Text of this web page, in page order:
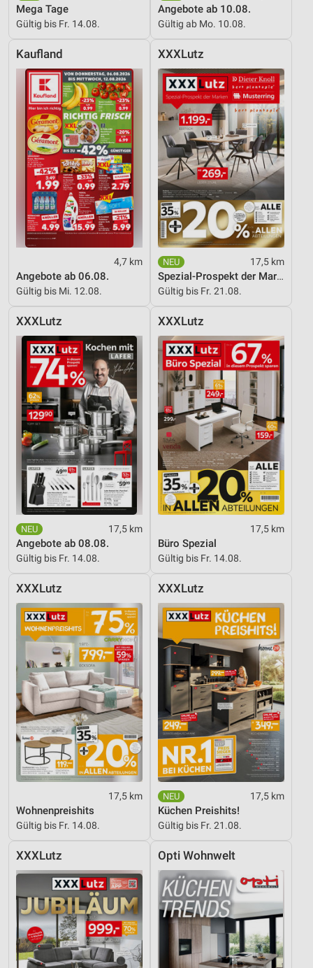
Mega Tage
Gültig bis Fr. 14.08.
Angebote ab 10.08.
Gültig ab Mo. 10.08.
Kaufland
4,7 km
Angebote ab 06.08.
Gültig bis Mi. 12.08.
XXXLutz
17,5 km
Spezial-Prospekt der Marken
Gültig bis Fr. 21.08.
XXXLutz
17,5 km
Angebote ab 08.08.
Gültig bis Fr. 14.08.
XXXLutz
17,5 km
Büro Spezial
Gültig bis Fr. 14.08.
XXXLutz
17,5 km
Wohnenpreishits
Gültig bis Fr. 14.08.
XXXLutz
17,5 km
Küchen Preishits!
Gültig bis Fr. 21.08.
XXXLutz Opti Wohnwelt
Entwicklung und Verbesserung der Angebote
Verwendung reduzierter Daten zur Auswahl von
Inhalten
IAB-Besonderheiten:
Verwendung genauer Standortdaten
Geräte anhand von aktiv angeforderten
Informationen identifizieren
Nicht-IAB-Verarbeitungszwecke:
Notwendig
Performance
Funktional
Werbung